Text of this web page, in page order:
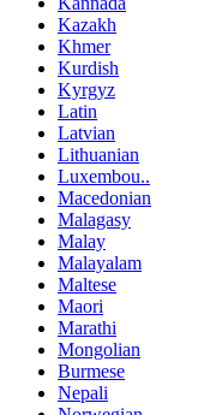
Kazakh
Khmer
Kurdish
Kyrgyz
Latin
Latvian
Lithuanian
Luxembou..
Macedonian
Malagasy
Malay
Malayalam
Maltese
Maori
Marathi
Mongolian
Burmese
Nepali